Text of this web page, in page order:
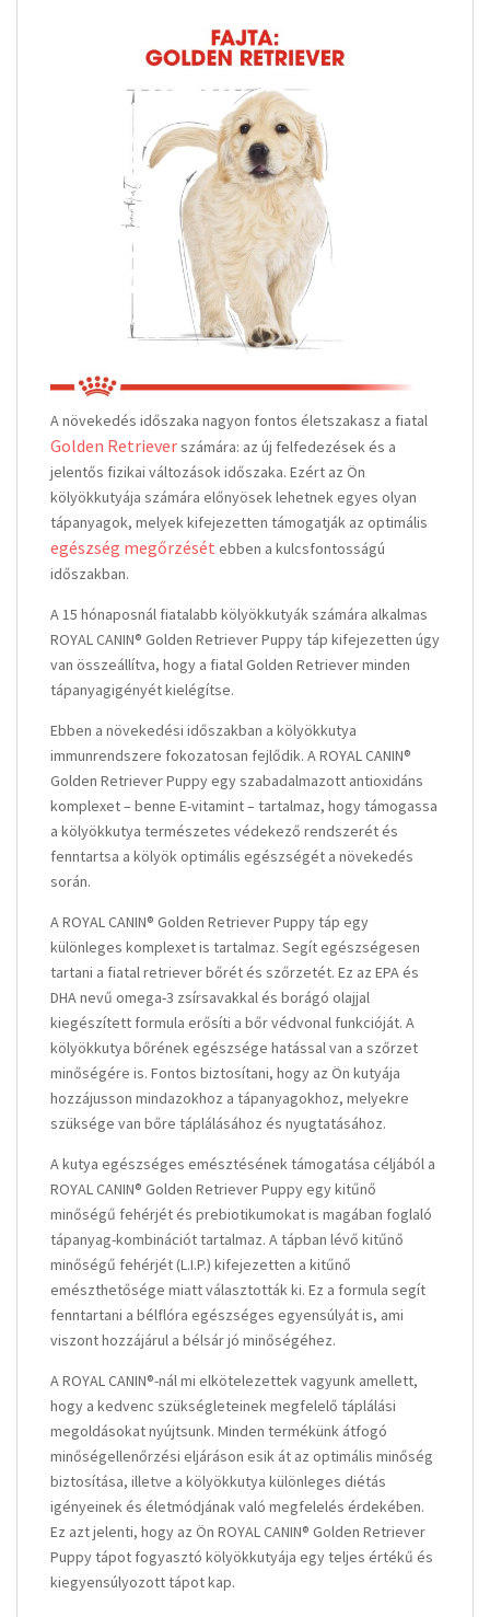
A növekedés időszaka nagyon fontos életszakasz a fiatal
Golden Retrieverszámára: az új felfedezések és a
jelentős fizikai változások időszaka. Ezért az Ön
kölyökkutyája számára előnyösek lehetnek egyes olyan
tápanyagok, melyek kifejezetten támogatják az optimális
egészség megőrzését ebben a kulcsfontosságú
időszakban.
A 15 hónaposnál fiatalabb kölyökkutyák számára alkalmas
ROYAL CANIN® Golden Retriever Puppy táp kifejezetten úgy
van összeállítva, hogy a fiatal Golden Retriever minden
tápanyagigényét kielégítse.
Ebben a növekedési időszakban a kölyökkutya
immunrendszere fokozatosan fejlődik. A ROYAL CANIN®
Golden Retriever Puppy egy szabadalmazott antioxidáns
komplexet – benne E-vitamint – tartalmaz, hogy támogassa
a kölyökkutya természetes védekező rendszerét és
fenntartsa a kölyök optimális egészségét a növekedés
során.
A ROYAL CANIN® Golden Retriever Puppy táp egy
különleges komplexet is tartalmaz. Segít egészségesen
tartani a fiatal retriever bőrét és szőrzetét. Ez az EPA és
DHA nevű omega-3 zsírsavakkal és borágó olajjal
kiegészített formula erősíti a bőr védvonal funkcióját. A
kölyökkutya bőrének egészsége hatással van a szőrzet
minőségére is. Fontos biztosítani, hogy az Ön kutyája
hozzájusson mindazokhoz a tápanyagokhoz, melyekre
szüksége van bőre táplálásához és nyugtatásához.
A kutya egészséges emésztésének támogatása céljából a
ROYAL CANIN® Golden Retriever Puppy egy kitűnő
minőségű fehérjét és prebiotikumokat is magában foglaló
tápanyag-kombinációt tartalmaz. A tápban lévő kitűnő
minőségű fehérjét (L.I.P.) kifejezetten a kitűnő
emészthetősége miatt választották ki. Ez a formula segít
fenntartani a bélflóra egészséges egyensúlyát is, ami
viszont hozzájárul a bélsár jó minőségéhez.
A ROYAL CANIN®-nál mi elkötelezettek vagyunk amellett,
hogy a kedvenc szükségleteinek megfelelő táplálási
megoldásokat nyújtsunk. Minden termékünk átfogó
minőségellenőrzési eljáráson esik át az optimális minőség
biztosítása, illetve a kölyökkutya különleges diétás
igényeinek és életmódjának való megfelelés érdekében.
Ez azt jelenti, hogy az Ön ROYAL CANIN® Golden Retriever
Puppy tápot fogyasztó kölyökkutyája egy teljes értékű és
kiegyensúlyozott tápot kap.